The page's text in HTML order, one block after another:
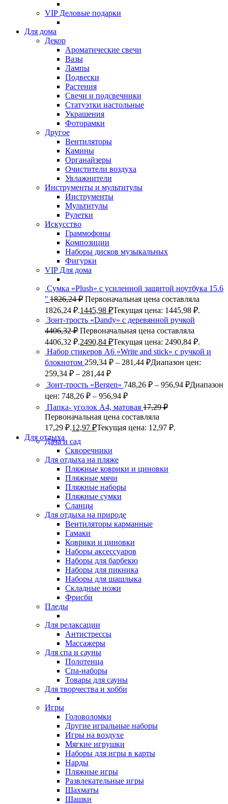
VIP Деловые подарки
Для дома
Декор
Ароматические свечи
Вазы
Лампы
Подвески
Растения
Свечи и подсвечники
Статуэтки настольные
Украшения
Фоторамки
Другое
Вентиляторы
Камины
Органайзеры
Очистители воздуха
Увлажнители
Инструменты и мультитулы
Инструменты
Мультитулы
Рулетки
Искусство
Граммофоны
Композиции
Наборы дисков музыкальных
Фигурки
VIP Для дома
Сумка «Plush» c усиленной защитой ноутбука 15.6
'' 1826,24₽ Первоначальная цена составляла
1826,24 ₽.1445,98 ₽Текущая цена: 1445,98 ₽.
Зонт-трость «Dandy» с деревянной ручкой
4406,32₽ Первоначальная цена составляла
4406,32 ₽.2490,84 ₽Текущая цена: 2490,84 ₽.
Набор стикеров А6 «Write and stick» с ручкой и
блокнотом 259,34 ₽ – 281,44 ₽Диапазон цен:
259,34 ₽ – 281,44 ₽
Зонт-трость «Bergen» 748,26 ₽ – 956,94 ₽Диапазон
цен: 748,26 ₽ – 956,94 ₽
Папка- уголок А4, матовая 17,29₽
Первоначальная цена составляла
17,29 ₽.12,97 ₽Текущая цена: 12,97 ₽.
Для отдыха
Дача и сад
Скворечники
Для отдыха на пляже
Пляжные коврики и циновки
Пляжные мячи
Пляжные наборы
Пляжные сумки
Сланцы
Для отдыха на природе
Вентиляторы карманные
Гамаки
Коврики и циновки
Наборы аксессуаров
Наборы для барбекю
Наборы для пикника
Наборы для шашлыка
Складные ножи
Фрисби
Пледы
Для релаксации
Антистрессы
Массажеры
Для спа и сауны
Полотенца
Спа-наборы
Товары для сауны
Для творчества и хобби
Игры
Головоломки
Другие игральные наборы
Игры на воздухе
Мягкие игрушки
Наборы для игры в карты
Нарды
Пляжные игры
Развлекательные игры
Шахматы
Шашки